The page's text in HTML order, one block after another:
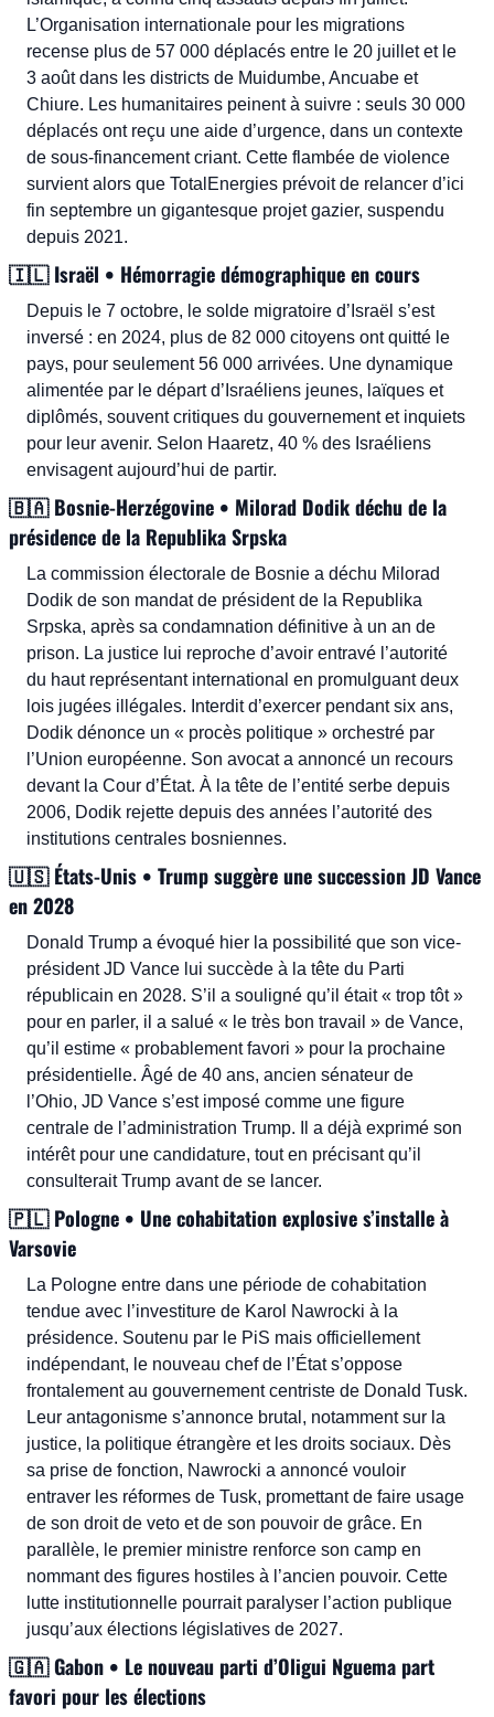
L’Organisation internationale pour les migrations
recense plus de 57 000 déplacés entre le 20 juillet et le
3 août dans les districts de Muidumbe, Ancuabe et
Chiure. Les humanitaires peinent à suivre : seuls 30 000
déplacés ont reçu une aide d’urgence, dans un contexte
de sous-financement criant. Cette flambée de violence
survient alors que TotalEnergies prévoit de relancer d’ici
fin septembre un gigantesque projet gazier, suspendu
depuis 2021.
🇮🇱 Israël • Hémorragie démographique en cours
Depuis le 7 octobre, le solde migratoire d’Israël s’est
inversé : en 2024, plus de 82 000 citoyens ont quitté le
pays, pour seulement 56 000 arrivées. Une dynamique
alimentée par le départ d’Israéliens jeunes, laïques et
diplômés, souvent critiques du gouvernement et inquiets
pour leur avenir. Selon Haaretz, 40 % des Israéliens
envisagent aujourd’hui de partir.
🇧🇦 Bosnie-Herzégovine • Milorad Dodik déchu de la
présidence de la Republika Srpska
La commission électorale de Bosnie a déchu Milorad
Dodik de son mandat de président de la Republika
Srpska, après sa condamnation définitive à un an de
prison. La justice lui reproche d’avoir entravé l’autorité
du haut représentant international en promulguant deux
lois jugées illégales. Interdit d’exercer pendant six ans,
Dodik dénonce un « procès politique » orchestré par
l’Union européenne. Son avocat a annoncé un recours
devant la Cour d’État. À la tête de l’entité serbe depuis
2006, Dodik rejette depuis des années l’autorité des
institutions centrales bosniennes.
🇺🇸 États-Unis • Trump suggère une succession JD Vance
en 2028
Donald Trump a évoqué hier la possibilité que son vice-
président JD Vance lui succède à la tête du Parti
républicain en 2028. S’il a souligné qu’il était « trop tôt »
pour en parler, il a salué « le très bon travail » de Vance,
qu’il estime « probablement favori » pour la prochaine
présidentielle. Âgé de 40 ans, ancien sénateur de
l’Ohio, JD Vance s’est imposé comme une figure
centrale de l’administration Trump. Il a déjà exprimé son
intérêt pour une candidature, tout en précisant qu’il
consulterait Trump avant de se lancer.
🇵🇱 Pologne • Une cohabitation explosive s’installe à
Varsovie
La Pologne entre dans une période de cohabitation
tendue avec l’investiture de Karol Nawrocki à la
présidence. Soutenu par le PiS mais officiellement
indépendant, le nouveau chef de l’État s’oppose
frontalement au gouvernement centriste de Donald Tusk.
Leur antagonisme s’annonce brutal, notamment sur la
justice, la politique étrangère et les droits sociaux. Dès
sa prise de fonction, Nawrocki a annoncé vouloir
entraver les réformes de Tusk, promettant de faire usage
de son droit de veto et de son pouvoir de grâce. En
parallèle, le premier ministre renforce son camp en
nommant des figures hostiles à l’ancien pouvoir. Cette
lutte institutionnelle pourrait paralyser l’action publique
jusqu’aux élections législatives de 2027.
🇬🇦 Gabon • Le nouveau parti d’Oligui Nguema part
favori pour les élections